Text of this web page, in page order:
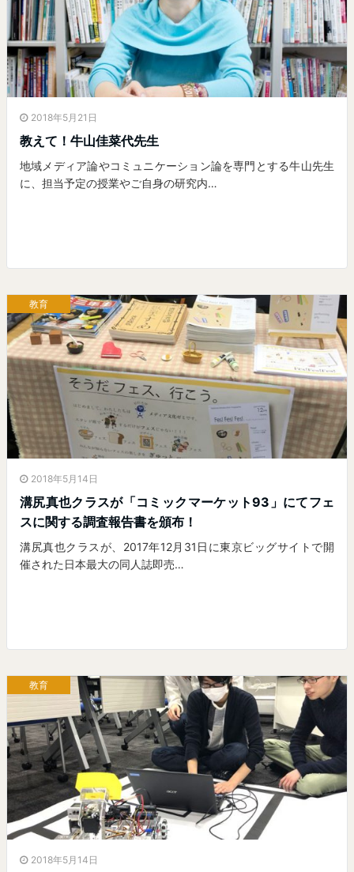
2018年5月21日
教えて！牛山佳菜代先生
地域メディア論やコミュニケーション論を専門とする牛山先生
に、担当予定の授業やご自身の研究内…
教育
2018年5月14日
溝尻真也クラスが「コミックマーケット93」にてフェ
スに関する調査報告書を頒布！
溝尻真也クラスが、2017年12月31日に東京ビッグサイトで開
催された日本最大の同人誌即売…
教育
2018年5月14日